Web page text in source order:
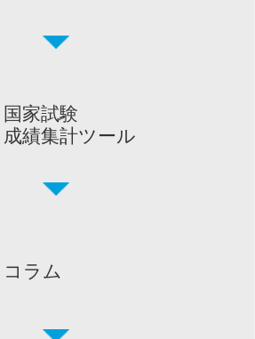
国家試験
成績集計ツール
コラム